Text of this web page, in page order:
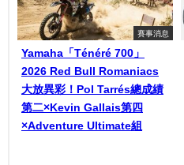
賽事消息
Yamaha「Ténéré 700」
2026 Red Bull Romaniacs
大放異彩！Pol Tarrés總成績
第二×Kevin Gallais第四
×Adventure Ultimate組